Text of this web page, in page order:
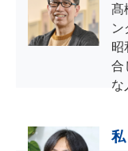
髙
昭
合
な